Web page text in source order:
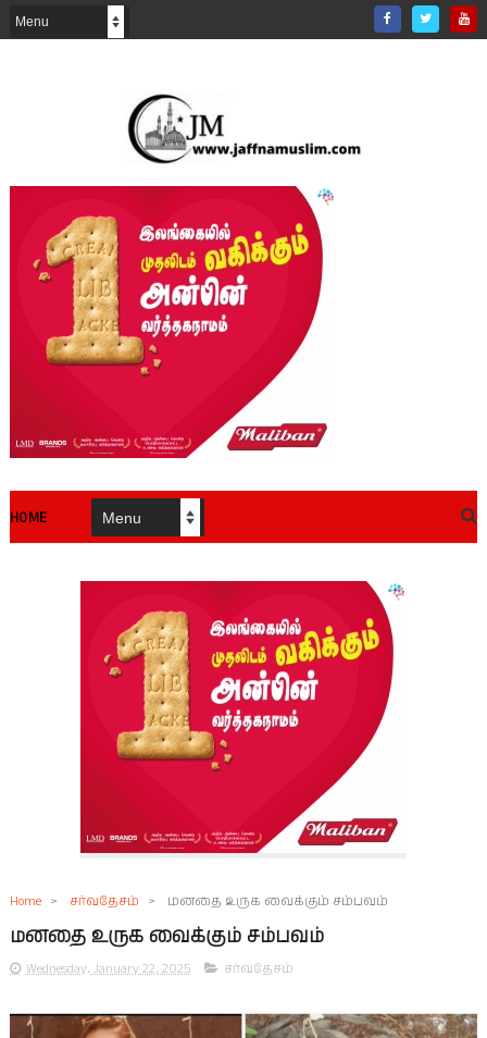
HOME
Home > சர்வதேசம் > மனதை உருக வைக்கும் சம்பவம்
மனதை உருக வைக்கும் சம்பவம்
Wednesday, January 22, 2025 சர்வதேசம்